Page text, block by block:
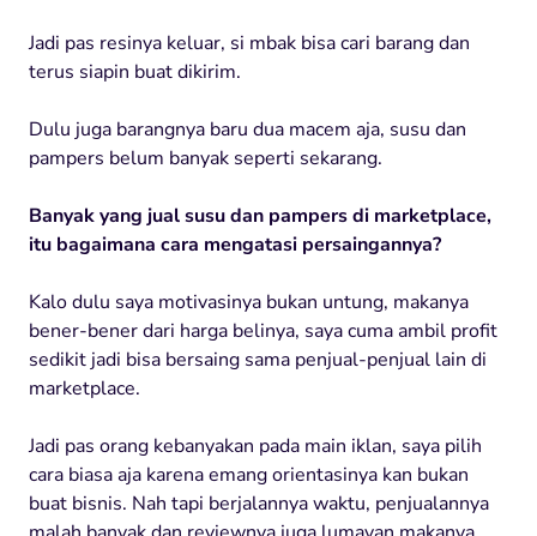
Jadi pas resinya keluar, si mbak bisa cari barang dan
terus siapin buat dikirim.
Dulu juga barangnya baru dua macem aja, susu dan
pampers belum banyak seperti sekarang.
Banyak yang jual susu dan pampers di marketplace,
itu bagaimana cara mengatasi persaingannya?
Kalo dulu saya motivasinya bukan untung, makanya
bener-bener dari harga belinya, saya cuma ambil profit
sedikit jadi bisa bersaing sama penjual-penjual lain di
marketplace.
Jadi pas orang kebanyakan pada main iklan, saya pilih
cara biasa aja karena emang orientasinya kan bukan
buat bisnis. Nah tapi berjalannya waktu, penjualannya